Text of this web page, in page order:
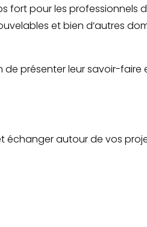
fort pour les professionnels
et bien d’autres
de présenter leur savoir-
échanger autour de vos